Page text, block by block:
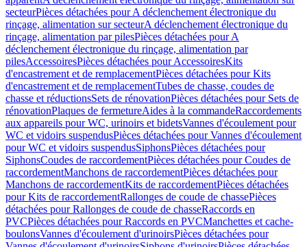
secteurPièces détachées pour A déclenchement électronique du
rinçage, alimentation sur secteurA déclenchement électronique du
rinçage, alimentation par pilesPièces détachées pour A
déclenchement électronique du rinçage, alimentation par
pilesAccessoiresPièces détachées pour AccessoiresKits
d'encastrement et de remplacementPièces détachées pour Kits
d'encastrement et de remplacementTubes de chasse, coudes de
chasse et réductionsSets de rénovationPièces détachées pour Sets de
rénovationPlaques de fermetureAides à la commandeRaccordements
aux appareils pour WC, urinoirs et bidetsVannes d'écoulement pour
WC et vidoirs suspendusPièces détachées pour Vannes d'écoulement
pour WC et vidoirs suspendusSiphonsPièces détachées pour
SiphonsCoudes de raccordementPièces détachées pour Coudes de
raccordementManchons de raccordementPièces détachées pour
Manchons de raccordementKits de raccordementPièces détachées
pour Kits de raccordementRallonges de coude de chassePièces
détachées pour Rallonges de coude de chasseRaccords en
PVCPièces détachées pour Raccords en PVCManchettes et cache-
boulonsVannes d'écoulement d'urinoirsPièces détachées pour